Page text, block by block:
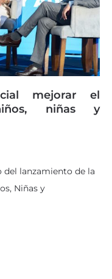
mejorar el
niñas y
del lanzamiento de la
Niñas y